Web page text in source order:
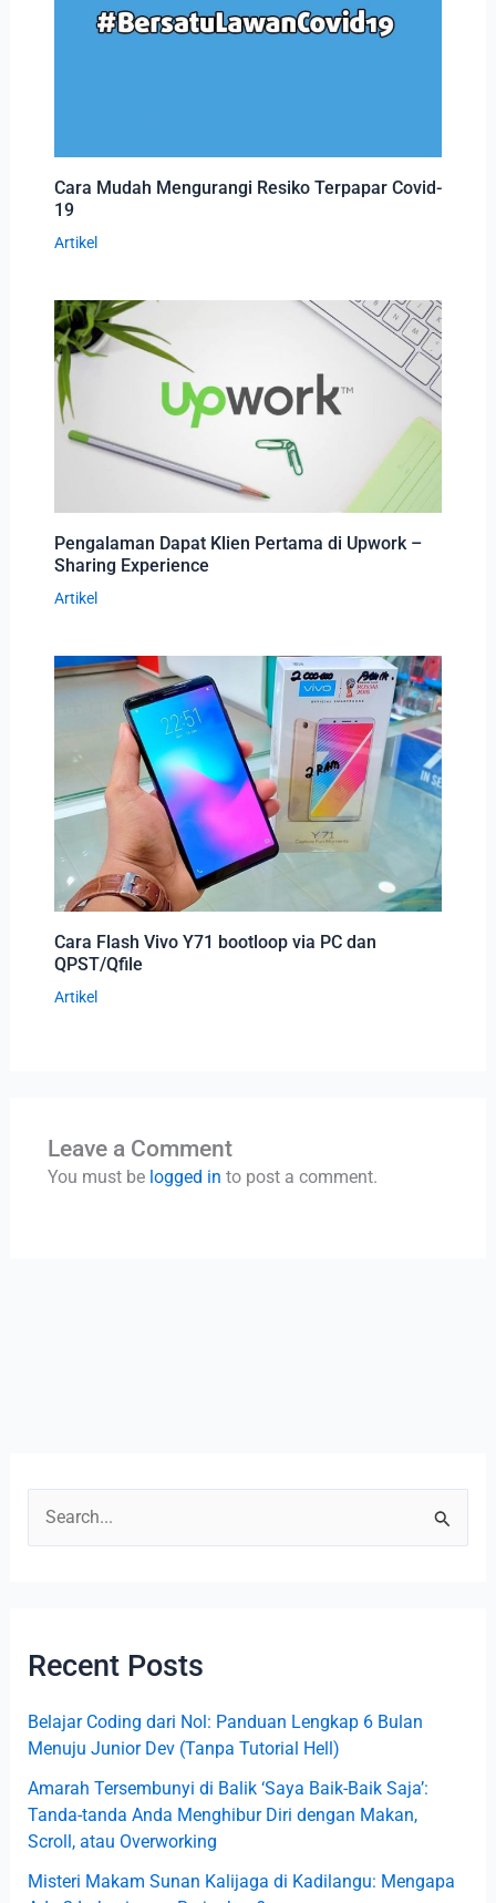
Cara Mudah Mengurangi Resiko Terpapar Covid-
19
Artikel
Pengalaman Dapat Klien Pertama di Upwork –
Sharing Experience
Artikel
Cara Flash Vivo Y71 bootloop via PC dan
QPST/Qfile
Artikel
Leave a Comment
You must be logged in to post a comment.
c
r
:
Recent Posts
Belajar Coding dari Nol: Panduan Lengkap 6 Bulan
Menuju Junior Dev (Tanpa Tutorial Hell)
Amarah Tersembunyi di Balik ‘Saya Baik-Baik Saja’:
Tanda-tanda Anda Menghibur Diri dengan Makan,
Scroll, atau Overworking
Misteri Makam Sunan Kalijaga di Kadilangu: Mengapa